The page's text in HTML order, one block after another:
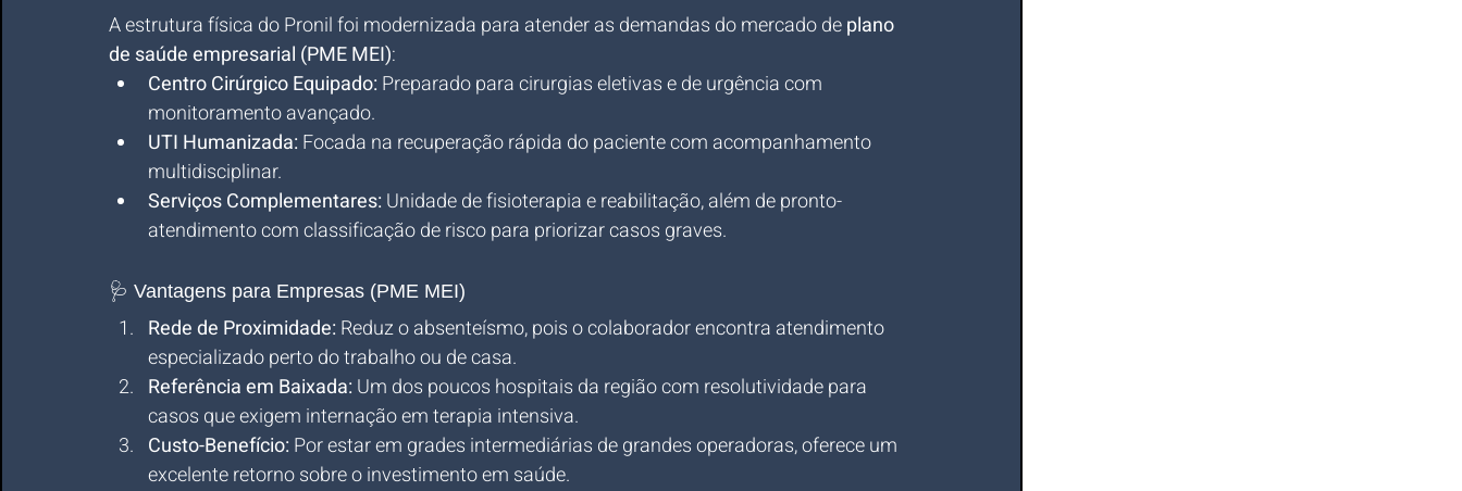
A estrutura física do Pronil foi modernizada para atender as demandas do mercado de plano
de saúde empresarial (PME MEI):
Centro Cirúrgico Equipado: Preparado para cirurgias eletivas e de urgência com
monitoramento avançado.
UTI Humanizada: Focada na recuperação rápida do paciente com acompanhamento
multidisciplinar.
Serviços Complementares: Unidade de fisioterapia e reabilitação, além de pronto-
atendimento com classificação de risco para priorizar casos graves.
🩺 Vantagens para Empresas (PME MEI)
Rede de Proximidade: Reduz o absenteísmo, pois o colaborador encontra atendimento
especializado perto do trabalho ou de casa.
Referência em Baixada: Um dos poucos hospitais da região com resolutividade para
casos que exigem internação em terapia intensiva.
Custo-Benefício: Por estar em grades intermediárias de grandes operadoras, oferece um
excelente retorno sobre o investimento em saúde.